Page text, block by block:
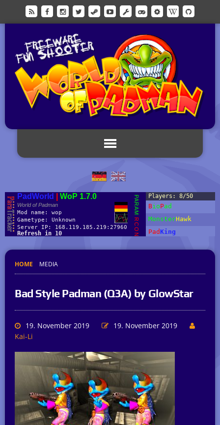
HOME MEDIA
Bad Style Padman (Q3A) by GlowStar
19. November 2019
19. November 2019
Kai-Li